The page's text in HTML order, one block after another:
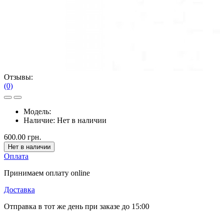
Отзывы:
(0)
Модель:
Наличие: Нет в наличии
600.00 грн.
Нет в наличии
Оплата
Принимаем оплату online
Доставка
Отправка в тот же день при заказе до 15:00